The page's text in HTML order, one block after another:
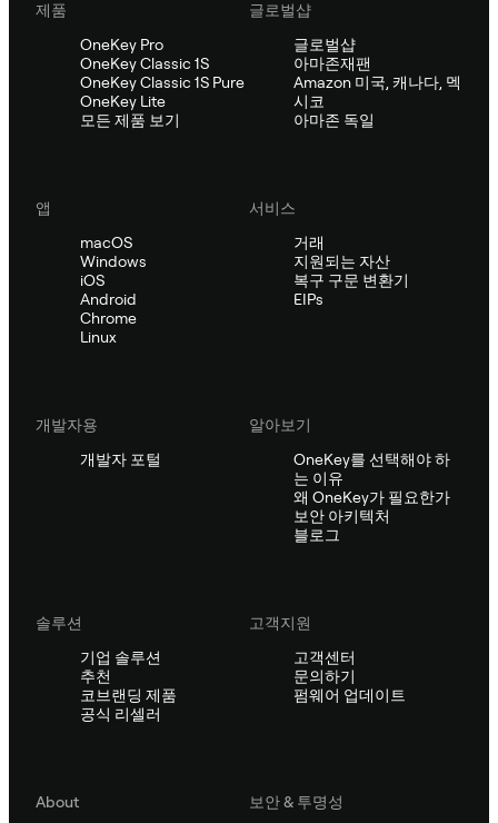
제품
OneKey Pro
OneKey Classic 1S
OneKey Classic 1S Pure
OneKey Lite
모든 제품 보기
글로벌샵
글로벌샵
아마존재팬
Amazon 미국, 캐나다, 멕
시코
아마존 독일
앱
macOS
Windows
iOS
Android
Chrome
Linux
서비스
거래
지원되는 자산
복구 구문 변환기
EIPs
개발자용
개발자 포털
알아보기
OneKey를 선택해야 하
는 이유
왜 OneKey가 필요한가
보안 아키텍처
블로그
솔루션
기업 솔루션
추천
코브랜딩 제품
공식 리셀러
고객지원
고객센터
문의하기
펌웨어 업데이트
About
보안 & 투명성